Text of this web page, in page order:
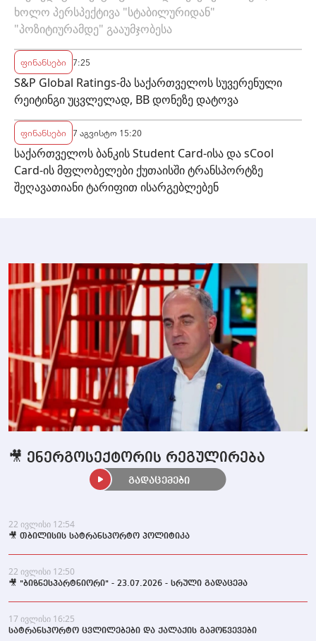
ხოლო პერსპექტივა "სტაბილურიდან"
"პოზიტიურამდე" გააუმჯობესა
ფინანსები 7:25
S&P Global Ratings-მა საქართველოს სუვერენული
რეიტინგი უცვლელად, BB დონეზე დატოვა
ფინანსები 7 აგვისტო 15:20
საქართველოს ბანკის Student Card-ისა და sCool
Card-ის მფლობელები ქუთაისში ტრანსპორტზე
შეღავათიანი ტარიფით ისარგებლებენ
22 ივლისი 12:54
🎥 თბილისის სატრანსპორტო პოლიტიკა
22 ივლისი 12:50
🎥 "ბიზნესპარტნიორი" - 23.07.2026 - სრული გადაცემა
17 ივლისი 16:25
სატრანსპორტო ცვლილებები და ქალაქის გამოწვევები
🎥 ენერგოსექტორის რეგულირება
გადაცემები